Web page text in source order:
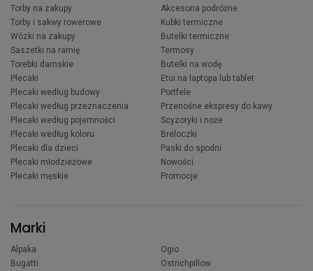
Torby na zakupy
Torby i sakwy rowerowe
Wózki na zakupy
Saszetki na ramię
Torebki damskie
Plecaki
Plecaki według budowy
Plecaki według przeznaczenia
Plecaki według pojemności
Plecaki według koloru
Plecaki dla dzieci
Plecaki młodzieżowe
Plecaki męskie
Akcesoria podróżne
Kubki termiczne
Butelki termiczne
Termosy
Butelki na wodę
Etui na laptopa lub tablet
Portfele
Przenośne ekspresy do kawy
Scyzoryki i noże
Breloczki
Paski do spodni
Nowości
Promocje
Marki
Alpaka
Bugatti
Ogio
Ostrichpillow